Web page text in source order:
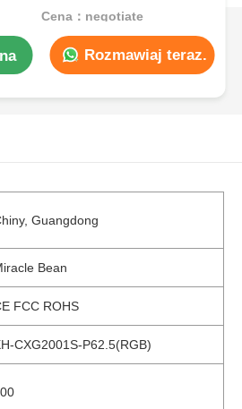
z kątem rozsyłu światła 160
Cena：negotiate
Rozmawiaj teraz.
Guangdong
Bean
FCC ROHS
CXG2001S-P62.5(RGB)